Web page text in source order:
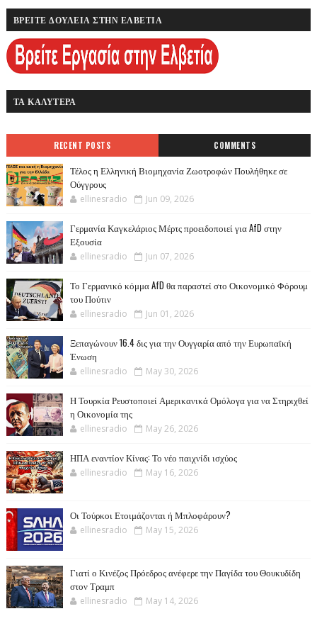
ΒΡΕΙΤΕ ΔΟΥΛΕΙΑ ΣΤΗΝ ΕΛΒΕΤΙΑ
ΤΑ ΚΑΛΥΤΕΡΑ
RECENT POSTS COMMENTS
Τέλος η Ελληνική Βιομηχανία Ζωοτροφών Πουλήθηκε σε
Ούγγρους
ellinesradio Jun 09, 2026
Γερμανία Καγκελάριος Μέρτς προειδοποιεί για AfD στην
Εξουσία
ellinesradio Jun 07, 2026
Το Γερμανικό κόμμα AfD θα παραστεί στο Οικονομικό Φόρουμ
του Πούτιν
ellinesradio Jun 01, 2026
Ξεπαγώνουν 16.4 δις για την Ουγγαρία από την Ευρωπαϊκή
Ένωση
ellinesradio May 30, 2026
Η Τουρκία Ρευστοποιεί Αμερικανικά Ομόλογα για να Στηριχθεί
η Οικονομία της
ellinesradio May 26, 2026
ΗΠΑ εναντίον Κίνας: Το νέο παιχνίδι ισχύος
ellinesradio May 16, 2026
Οι Τούρκοι Ετοιμάζονται ή Μπλοφάρουν?
ellinesradio May 15, 2026
Γιατί ο Κινέζος Πρόεδρος ανέφερε την Παγίδα του Θουκυδίδη
στον Τραμπ
ellinesradio May 14, 2026